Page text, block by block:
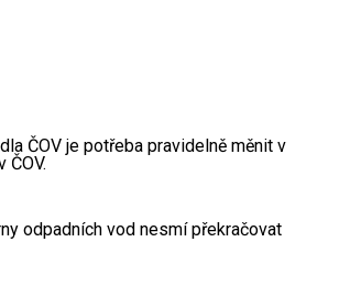
ČOV je potřeba pravidelně měnit v
ČOV.
odpadních vod nesmí překračovat